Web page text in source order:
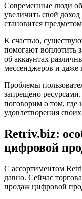
Современные люди
увеличить свой
становится
К счастью,
помогают воплотить
об аккаунтах
мессенджеров и
Проблемы
запрещено
поговорим о том, где
удовлетворения
Retriv.biz:
цифровой
С ассортиментом
давно. Сейчас
продаж цифровой